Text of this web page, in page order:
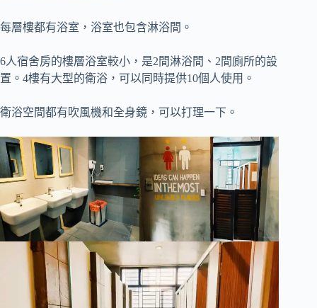
每層樓都有浴室，浴室也包含淋浴間。
6人宿舍房的樓層浴室較小，是2間淋浴間、2間廁所的設
置。4樓有大型的衛浴，可以同時提供10個人使用。
衛浴空間都有吹風機和全身鏡，可以打理一下。